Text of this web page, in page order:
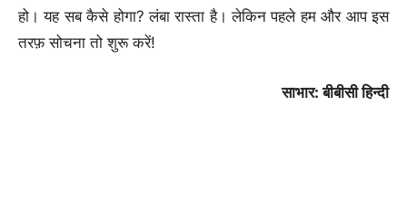
हो। यह सब कैसे होगा? लंबा रास्ता है। लेकिन पहले हम और आप इस
तरफ़ सोचना तो शुरू करें!
साभार: बीबीसी हिन्दी